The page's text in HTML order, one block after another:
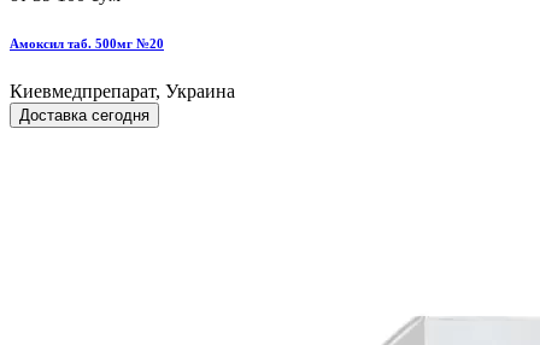
Амоксил таб. 500мг №20
Киевмедпрепарат, Украина
Доставка сегодня